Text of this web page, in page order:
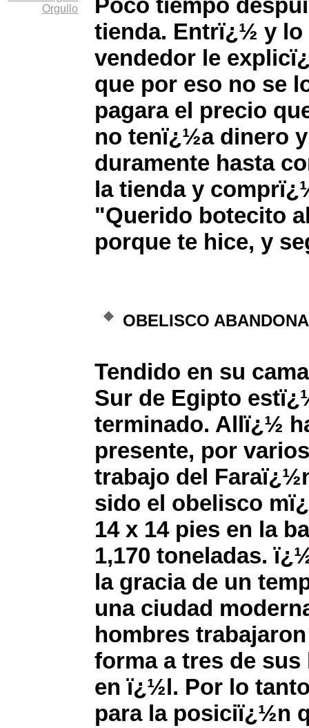
Orgullo
Poco tiempo
tienda. Entrï¿½ y
vendedor le
que por eso no se
pagara el precio
no tenï¿½a dinero
duramente hasta
la tienda y
"Querido botecito
porque te hice, y
OBELISCO
Tendido en su
Sur de Egipto
terminado. Allï¿½
presente, por
trabajo del
sido el obelisco
14 x 14 pies en la
1,170 toneladas.
la gracia de un
una ciudad
hombres
forma a tres de
en ï¿½l. Por lo
para la posiciï¿½n